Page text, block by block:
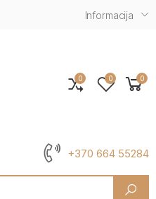
Informacija
+370 664 55284
0 0 0